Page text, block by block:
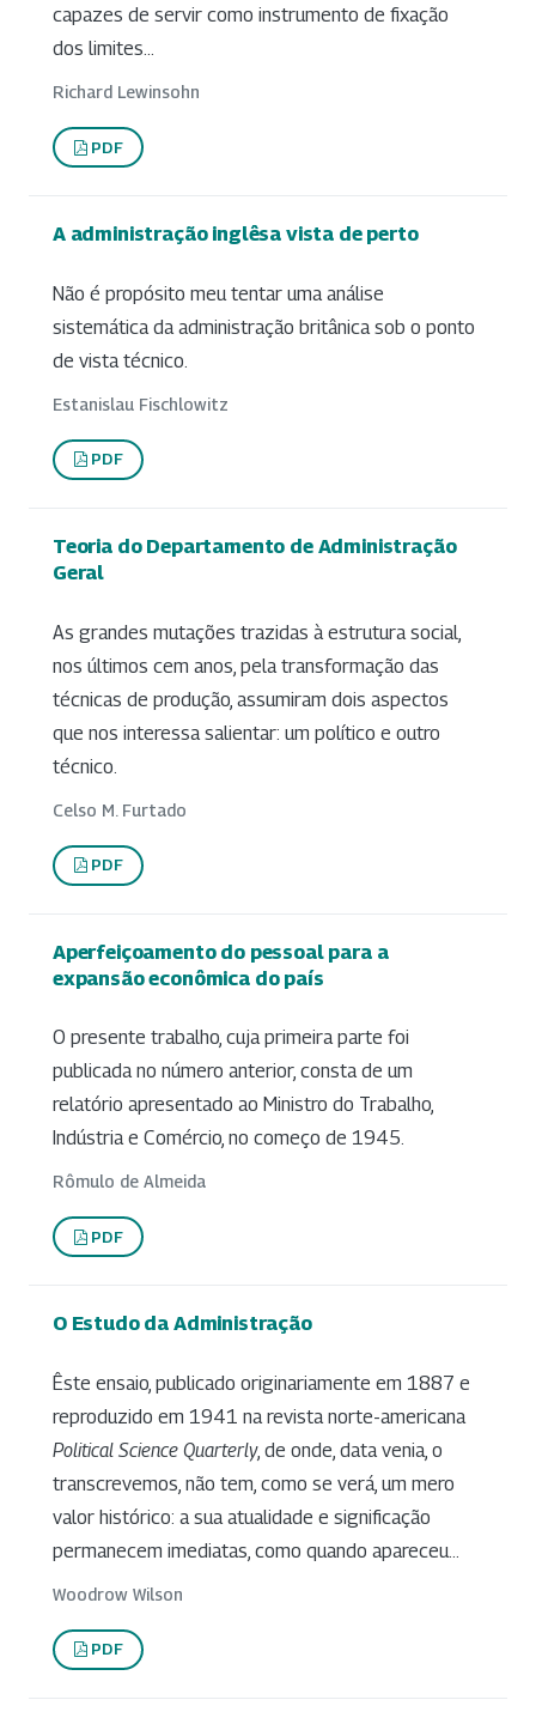
capazes de servir como instrumento de fixação
dos limites...
Richard Lewinsohn
PDF
A administração inglêsa vista de perto
Não é propósito meu tentar uma análise
sistemática da administração britânica sob o ponto
de vista técnico.
Estanislau Fischlowitz
PDF
Teoria do Departamento de Administração
Geral
As grandes mutações trazidas à estrutura social,
nos últimos cem anos, pela transformação das
técnicas de produção, assumiram dois aspectos
que nos interessa salientar: um político e outro
técnico.
Celso M. Furtado
PDF
Aperfeiçoamento do pessoal para a
expansão econômica do país
O presente trabalho, cuja primeira parte foi
publicada no número anterior, consta de um
relatório apresentado ao Ministro do Trabalho,
Indústria e Comércio, no começo de 1945.
Rômulo de Almeida
PDF
O Estudo da Administração
Êste ensaio, publicado originariamente em 1887 e
reproduzido em 1941 na revista norte-americana
Political Science Quarterly, de onde, data venia, o
transcrevemos, não tem, como se verá, um mero
valor histórico: a sua atualidade e significação
permanecem imediatas, como quando apareceu...
Woodrow Wilson
PDF